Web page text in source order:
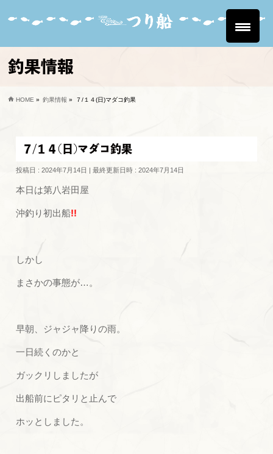
釣果情報
HOME » 釣果情報 » ７/１４(日)マダコ釣果
７/１４(日)マダコ釣果
投稿日 : 2024年7月14日 最終更新日時 : 2024年7月14日
本日は第八岩田屋
沖釣り初出船!!
しかし
まさかの事態が…。
早朝、ジャジャ降りの雨。
一日続くのかと
ガックリしましたが
出船前にピタリと止んで
ホッとしました。